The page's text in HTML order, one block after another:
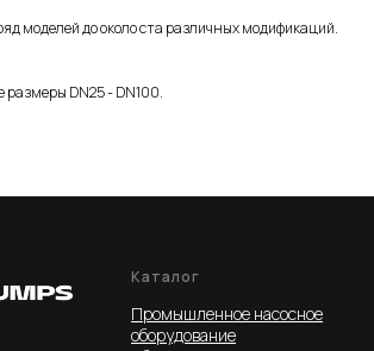
моделей до около ста различных модификаций.
DN25 - DN100.
Каталог
Промышленное насосное
оборудование